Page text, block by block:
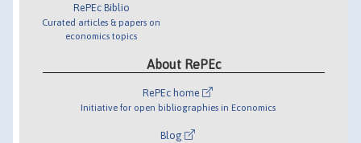
RePEc Biblio
Curated articles & papers on
economics topics
About RePEc
RePEc home
Initiative for open bibliographies in Economics
Blog